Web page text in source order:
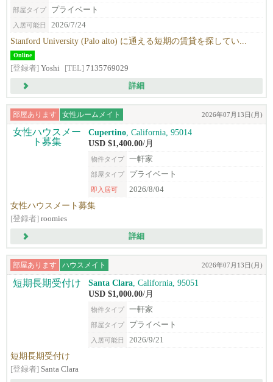
部屋タイプ プライベート
入居可能日 2026/7/24
Stanford University (Palo alto) に通える短期の賃貸を探してい...
Online
[登録者] Yoshi [TEL] 7135769029
詳細
部屋あります 女性ルームメイト 2026年07月13日(月)
Cupertino , California, 95014
USD $1,400.00/月
物件タイプ 一軒家
部屋タイプ プライベート
即入居可 2026/8/04
女性ハウスメート募集
[登録者] roomies
詳細
部屋あります ハウスメイト 2026年07月13日(月)
Santa Clara , California, 95051
USD $1,000.00/月
物件タイプ 一軒家
部屋タイプ プライベート
入居可能日 2026/9/21
短期長期受付け
[登録者] Santa Clara